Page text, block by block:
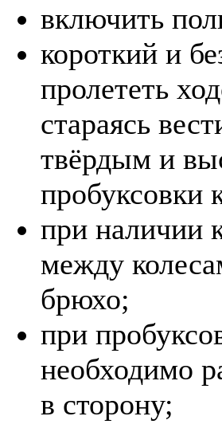
включить
короткий и
пролететь
стараясь
твёрдым и
пробуксовки
при наличии
между
брюхо;
при
необходимо
в сторону;